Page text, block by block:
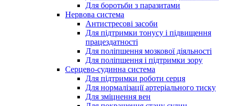
Для боротьби з паразитами
Нервова система
Антистресові засоби
Для підтримки тонусу і підвищення
працездатності
Для поліпшення мозкової діяльності
Для поліпшення і підтримки зору
Серцево-судинна система
Для підтримки роботи серця
Для нормалізації артеріального тиску
Для зміцнення вен